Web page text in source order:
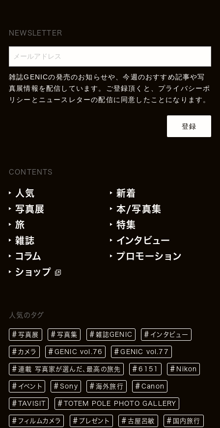
NEWSLETTER
雑誌GENICの発売のお知らせや、今週のおすすめ記事や写
真展情報を配信しています。ご登録頂くと、 プライバシーポ
リシー とニュースレターの配信に同意したことになります。
登録
CONTENTS
人気
新着
写真展
本/写真集
旅
特集
雑誌
インタビュー
コラム
プロモーション
ショップ
人気のタグ
写真展 写真集 雑誌GENIC インタビュー
カメラ GENIC vol.76 GENIC vol.77
連載 写真家が選んだ、最高の旅先 6151 Nikon
イベント Sony 海外旅行 Canon
TAVISIT TOTEM POLE PHOTO GALLERY
フィルムカメラ プレゼント 古屋呂敏 国内旅行